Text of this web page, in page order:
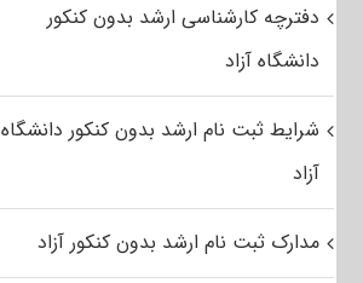
دفترچه کارشناسی ارشد بدون کنکور
دانشگاه آزاد
شرایط ثبت نام ارشد بدون کنکور دانشگاه
آزاد
مدارک ثبت نام ارشد بدون کنکور آزاد